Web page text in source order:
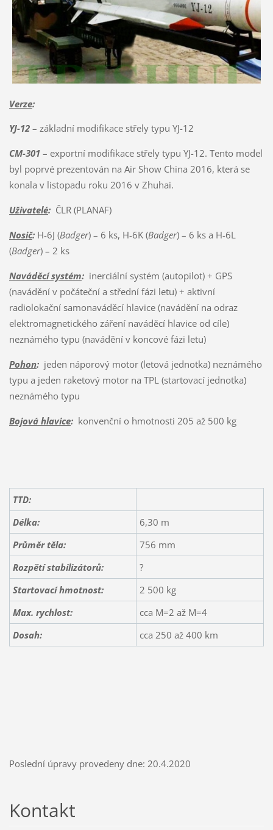
Verze:
YJ-12– základní modifikace střely typu YJ-12
CM-301– exportní modifikace střely typu YJ-12. Tento model
byl poprvé prezentován na Air Show China 2016, která se
konala v listopadu roku 2016 v Zhuhai.
Uživatelé:ČLR (PLANAF)
Nosič:H-6J (Badger) – 6 ks, H-6K (Badger) – 6 ks a H-6L
(Badger) – 2 ks
Naváděcí systém:inerciální systém (autopilot) + GPS
(navádění v počáteční a střední fázi letu) + aktivní
radiolokační samonaváděcí hlavice (navádění na odraz
elektromagnetického záření naváděcí hlavice od cíle)
neznámého typu (navádění v koncové fázi letu)
Pohon:jeden náporový motor (letová jednotka) neznámého
typu a jeden raketový motor na TPL (startovací jednotka)
neznámého typu
Bojová hlavice:konvenční o hmotnosti 205 až 500 kg
TTD:
Délka:
6,30 m
Průměr těla:
756 mm
Rozpětí stabilizátorů:
?
Startovací hmotnost:
2 500 kg
Max. rychlost:
cca M=2 až M=4
Dosah:
cca 250 až 400 km
Poslední úpravy provedeny dne: 20.4.2020
Kontakt